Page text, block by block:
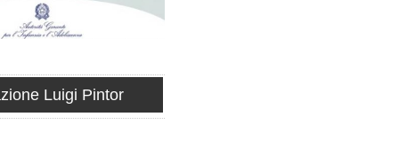
Luigi Pintor